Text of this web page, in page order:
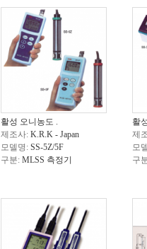
활성 오니농도 .
제조사: K.R.K - Japan
모델명: SS-5Z/5F
구분: MLSS 측정기
활
제
모
구